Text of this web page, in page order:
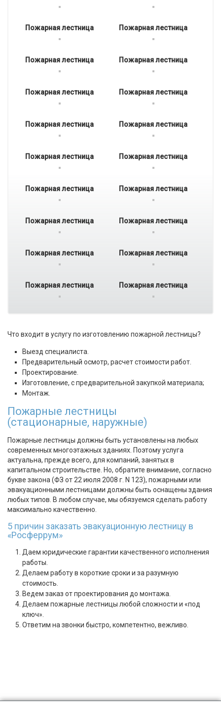
Пожарная лестница Пожарная лестница
Пожарная лестница Пожарная лестница
Пожарная лестница Пожарная лестница
Пожарная лестница Пожарная лестница
Пожарная лестница Пожарная лестница
Пожарная лестница Пожарная лестница
Пожарная лестница Пожарная лестница
Пожарная лестница Пожарная лестница
Пожарная лестница Пожарная лестница
Что входит в услугу по изготовлению пожарной лестницы?
Выезд специалиста.
Предварительный осмотр, расчет стоимости работ.
Проектирование.
Изготовление, с предварительной закупкой материала;
Монтаж.
Пожарные лестницы
(стационарные, наружные)
Пожарные лестницы должны быть установлены на любых
современных многоэтажных зданиях. Поэтому услуга
актуальна, прежде всего, для компаний, занятых в
капитальном строительстве. Но, обратите внимание, согласно
букве закона (ФЗ от 22 июля 2008 г. N 123), пожарными или
эвакуационными лестницами должны быть оснащены здания
любых типов. В любом случае, мы обязуемся сделать работу
максимально качественно.
5 причин заказать эвакуационную лестницу в
«Росферрум»
Даем юридические гарантии качественного исполнения
работы.
Делаем работу в короткие сроки и за разумную
стоимость.
Ведем заказ от проектирования до монтажа.
Делаем пожарные лестницы любой сложности и «под
ключ».
Ответим на звонки быстро, компетентно, вежливо.